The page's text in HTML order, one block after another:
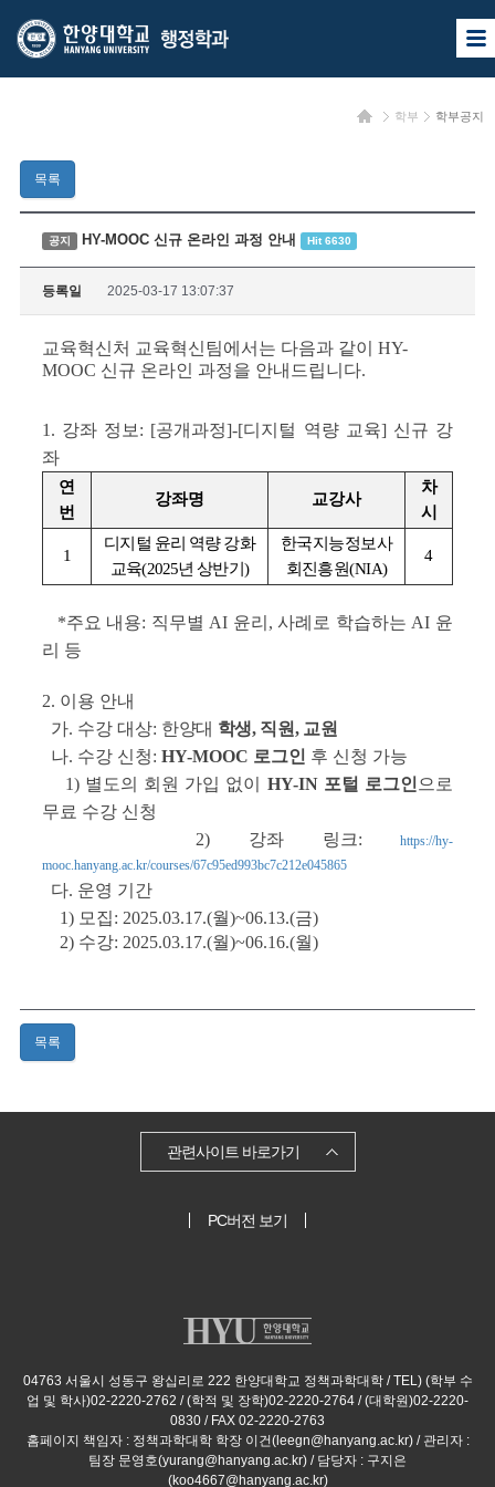
한
양
교
양
행
정
학
과
사
이
열
홈 학부 학부공지
목록
공지 HY-MOOC 신규 온라인 과정 안내 Hit 6630
등록일 2025-03-17 13:07:37
교육혁신처 교육혁신팀에서는 다음과 같이 HY-
MOOC 신규 온라인 과정을 안내드립니다.
1. 강좌 정보: [공개과정]-[디지털 역량 교육] 신규 강
좌
연
번
강좌명 교강사
차
시
1
디지털 윤리 역량 강화
교육(2025년 상반기)
한국지능정보사
회진흥원(NIA)
4
*주요 내용: 직무별 AI 윤리, 사례로 학습하는 AI 윤
리 등
2. 이용 안내
가. 수강 대상: 한양대 학생, 직원, 교원
나. 수강 신청: HY-MOOC 로그인 후 신청 가능
1) 별도의 회원 가입 없이 HY-IN 포털 로그인 으로
무료 수강 신청
2) 강좌 링크:
https://hy-
mooc.hanyang.ac.kr/courses/67c95ed993bc7c212e045865
다. 운영 기간
1) 모집: 2025.03.17.(월)~06.13.(금)
2) 수강: 2025.03.17.(월)~06.16.(월)
목록
관련사이트 바로가기
PC버전 보기
04763 서울시 성동구 왕십리로 222 한양대학교 정책과학대학 / TEL) (학부 수
업 및 학사)02-2220-2762 / (학적 및 장학)02-2220-2764 / (대학원)02-2220-
0830 / FAX 02-2220-2763
홈페이지 책임자 : 정책과학대학 학장 이건(leegn@hanyang.ac.kr) / 관리자 :
팀장 문영호(yurang@hanyang.ac.kr) / 담당자 : 구지은
(koo4667@hanyang.ac.kr)